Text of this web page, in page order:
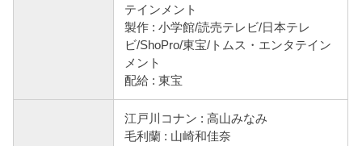
テインメント
製作 : 小学館/読売テレビ/日本テレ
ビ/ShoPro/東宝/トムス・エンタテイン
メント
配給 : 東宝
江戸川コナン : 高山みなみ
毛利蘭 : 山崎和佳奈